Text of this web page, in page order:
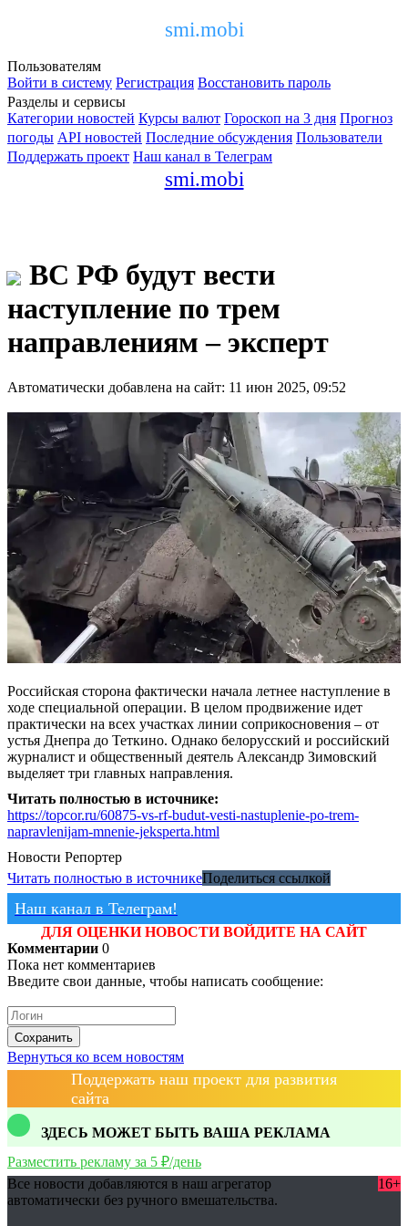
smi.mobi
Пользователям
Войти в систему Регистрация Восстановить пароль
Разделы и сервисы
Категории новостей Курсы валют Гороскоп на 3 дня Прогноз
погоды API новостей Последние обсуждения Пользователи
Поддержать проект Наш канал в Телеграм
smi.mobi
ВС РФ будут вести
наступление по трем
направлениям – эксперт
Автоматически добавлена на сайт: 11 июн 2025, 09:52
Российская сторона фактически начала летнее наступление в
ходе специальной операции. В целом продвижение идет
практически на всех участках линии соприкосновения – от
устья Днепра до Теткино. Однако белорусский и российский
журналист и общественный деятель Александр Зимовский
выделяет три главных направления.
Читать полностью в источнике:
https://topcor.ru/60875-vs-rf-budut-vesti-nastuplenie-po-trem-
napravlenijam-mnenie-jeksperta.html
Новости Репортер
Читать полностью в источникеПоделиться ссылкой
Наш канал в Телеграм!
ДЛЯ ОЦЕНКИ НОВОСТИ ВОЙДИТЕ НА САЙТ
Комментарии 0
Пока нет комментариев
Введите свои данные, чтобы написать сообщение:
Сохранить
Вернуться ко всем новостям
Поддержать наш проект для развития
сайта
ЗДЕСЬ МОЖЕТ БЫТЬ ВАША РЕКЛАМА
Разместить рекламу за 5 ₽/день
Все новости добавляются в наш агрегатор
автоматически без ручного вмешательства.
16+